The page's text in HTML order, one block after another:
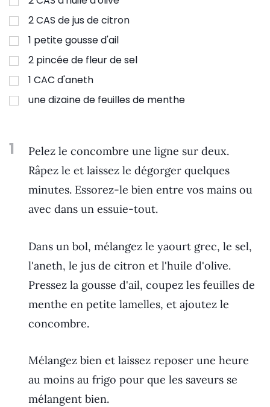
2CAS de jus de citron
1 petite gousse d'ail
2 pincée de fleur de sel
1 CAC d'aneth
une dizaine de feuilles de menthe
1
Pelez le concombre une ligne sur deux.
Râpez le et laissez le dégorger quelques
minutes. Essorez-le bien entre vos mains ou
avec dans un essuie-tout.
Dans un bol, mélangez le yaourt grec, le sel,
l'aneth, le jus de citron et l'huile d'olive.
Pressez la gousse d'ail, coupez les feuilles de
menthe en petite lamelles, et ajoutez le
concombre.
Mélangez bien et laissez reposer une heure
au moins au frigo pour que les saveurs se
mélangent bien.